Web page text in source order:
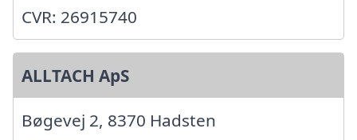
CVR: 26915740
ALLTACH ApS
Bøgevej 2, 8370 Hadsten